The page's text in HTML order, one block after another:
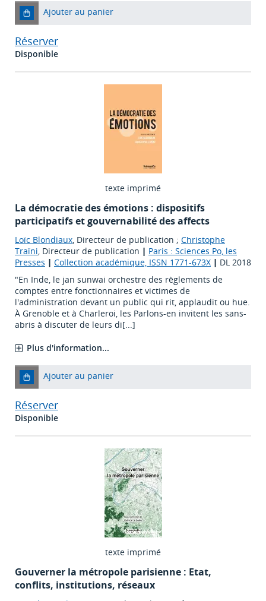
Ajouter au panier
Réserver
Disponible
texte imprimé
La démocratie des émotions : dispositifs
participatifs et gouvernabilité des affects
Loïc Blondiaux, Directeur de publication ; Christophe
Traïni, Directeur de publication | Paris : Sciences Po, les
Presses | Collection académique, ISSN 1771-673X | DL 2018
"En Inde, le jan sunwai orchestre des règlements de
comptes entre fonctionnaires et victimes de
l'administration devant un public qui rit, applaudit ou hue.
À Grenoble et à Charleroi, les Parlons-en invitent les sans-
abris à discuter de leurs di[...]
Plus d'information...
Ajouter au panier
Réserver
Disponible
texte imprimé
Gouverner la métropole parisienne : Etat,
conflits, institutions, réseaux